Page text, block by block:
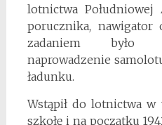
lotnictwa
porucznika, nawigator
zadaniem było
naprowadzenie
ładunku.
Wstąpił do lotnictwa w
szkołę i na początku